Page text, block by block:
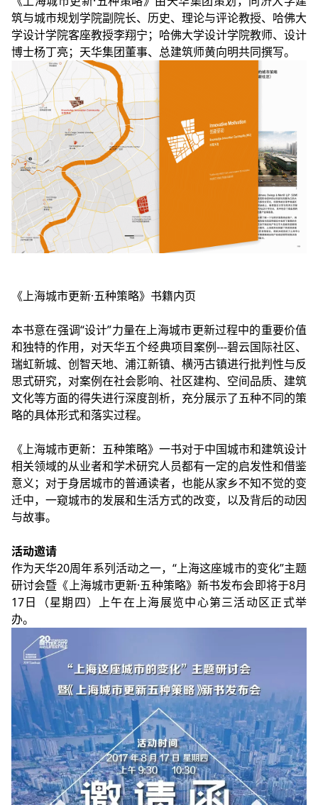
筑与城市规划学院副院长、历史、理论与评论教授、哈佛大
学设计学院客座教授李翔宁；哈佛大学设计学院教师、设计
博士杨丁亮；天华集团董事、总建筑师黄向明共同撰写。
《上海城市更新·五种策略》书籍内页
本书意在强调“设计”力量在上海城市更新过程中的重要价值
和独特的作用，对天华五个经典项目案例---碧云国际社区、
瑞虹新城、创智天地、浦江新镇、横沔古镇进行批判性与反
思式研究，对案例在社会影响、社区建构、空间品质、建筑
文化等方面的得失进行深度剖析，充分展示了五种不同的策
略的具体形式和落实过程。
《上海城市更新：五种策略》一书对于中国城市和建筑设计
相关领域的从业者和学术研究人员都有一定的启发性和借鉴
意义；对于身居城市的普通读者，也能从家乡不知不觉的变
迁中，一窥城市的发展和生活方式的改变，以及背后的动因
与故事。
活动邀请
作为天华20周年系列活动之一，“上海这座城市的变化”主题
研讨会暨《上海城市更新·五种策略》新书发布会即将于8月
17日（星期四）上午在上海展览中心第三活动区正式举
办。